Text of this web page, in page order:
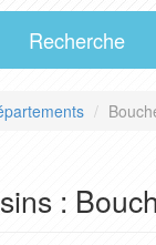
Recherche
: